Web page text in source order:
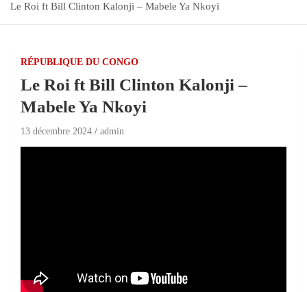
Le Roi ft Bill Clinton Kalonji – Mabele Ya Nkoyi
RÉPUBLIQUE DU CONGO
Le Roi ft Bill Clinton Kalonji –
Mabele Ya Nkoyi
13 décembre 2024 admin